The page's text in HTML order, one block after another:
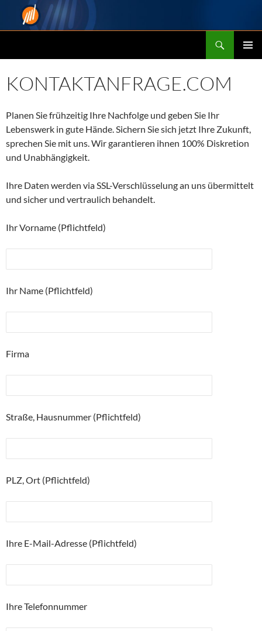
Inhalt
springen
KONTAKTANFRAGE.COM
Planen Sie frühzeitig Ihre Nachfolge und geben Sie Ihr
Lebenswerk in gute Hände. Sichern Sie sich jetzt Ihre Zukunft,
sprechen Sie mit uns. Wir garantieren ihnen 100% Diskretion
und Unabhängigkeit.
Ihre Daten werden via SSL-Verschlüsselung an uns übermittelt
und sicher und vertraulich behandelt.
Ihr Vorname (Pflichtfeld)
Ihr Name (Pflichtfeld)
Firma
Straße, Hausnummer (Pflichtfeld)
PLZ, Ort (Pflichtfeld)
Ihre E-Mail-Adresse (Pflichtfeld)
Ihre Telefonnummer